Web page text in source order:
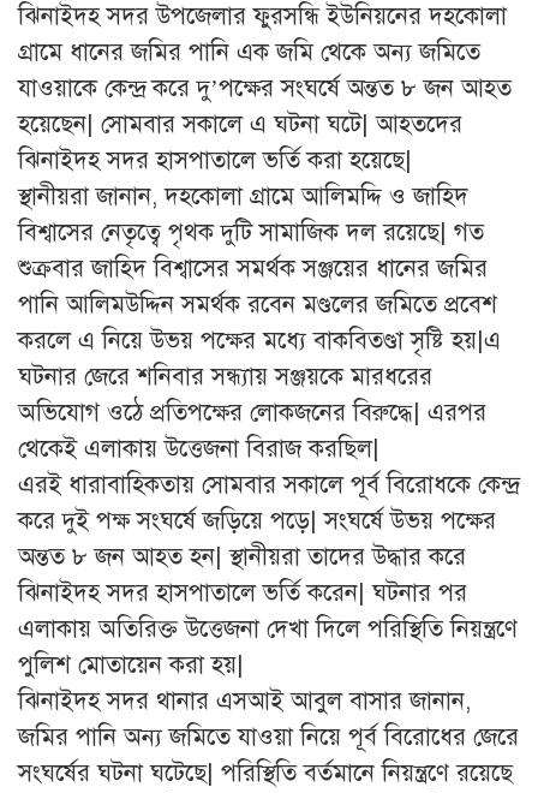
ঝিনাইদহ সদর উপজেলার ফুরসন্ধি ইউনিয়নের দহকোলা
গ্রামে ধানের জমির পানি এক জমি থেকে অন্য জমিতে
যাওয়াকে কেন্দ্র করে দু’পক্ষের সংঘর্ষে অন্তত ৮ জন আহত
হয়েছেন| সোমবার সকালে এ ঘটনা ঘটে| আহতদের
ঝিনাইদহ সদর হাসপাতালে ভর্তি করা হয়েছে|
স্থানীয়রা জানান, দহকোলা গ্রামে আলিমদ্দি ও জাহিদ
বিশ্বাসের নেতৃত্বে পৃথক দুটি সামাজিক দল রয়েছে| গত
শুক্রবার জাহিদ বিশ্বাসের সমর্থক সঞ্জয়ের ধানের জমির
পানি আলিমউদ্দিন সমর্থক রবেন মণ্ডলের জমিতে প্রবেশ
করলে এ নিয়ে উভয় পক্ষের মধ্যে বাকবিতণ্ডা সৃষ্টি হয়|এ
ঘটনার জেরে শনিবার সন্ধ্যায় সঞ্জয়কে মারধরের
অভিযোগ ওঠে প্রতিপক্ষের লোকজনের বিরুদ্ধে| এরপর
থেকেই এলাকায় উত্তেজনা বিরাজ করছিল|
এরই ধারাবাহিকতায় সোমবার সকালে পূর্ব বিরোধকে কেন্দ্র
করে দুই পক্ষ সংঘর্ষে জড়িয়ে পড়ে| সংঘর্ষে উভয় পক্ষের
অন্তত ৮ জন আহত হন| স্থানীয়রা তাদের উদ্ধার করে
ঝিনাইদহ সদর হাসপাতালে ভর্তি করেন| ঘটনার পর
এলাকায় অতিরিক্ত উত্তেজনা দেখা দিলে পরিস্থিতি নিয়ন্ত্রণে
পুলিশ মোতায়েন করা হয়|
ঝিনাইদহ সদর থানার এসআই আবুল বাসার জানান,
জমির পানি অন্য জমিতে যাওয়া নিয়ে পূর্ব বিরোধের জেরে
সংঘর্ষের ঘটনা ঘটেছে| পরিস্থিতি বর্তমানে নিয়ন্ত্রণে রয়েছে